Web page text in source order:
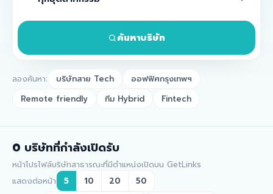
ค้นหาบริษัท
ลองค้นหา: บริษัทสาย Tech
ออฟฟิศกรุงเทพฯ
Remote friendly
ทีม Hybrid Fintech
0 บริษัทที่กำลังเปิดรับ
หน้าโปรไฟล์บริษัทสาธารณะที่มีตำแหน่งเปิดบน GetLinks
แสดงต่อหน้า
5 10 20 50